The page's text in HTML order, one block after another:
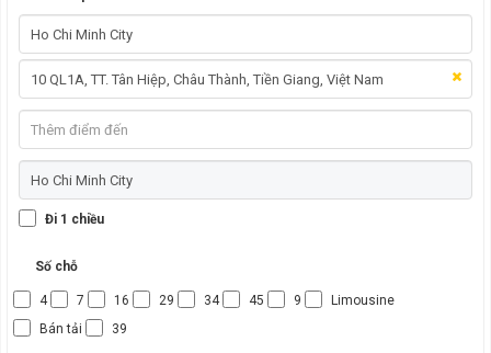
Đi 1 chiều
Số chỗ
4 7 16 29 34 45 9
Limousine
Bán tải
39